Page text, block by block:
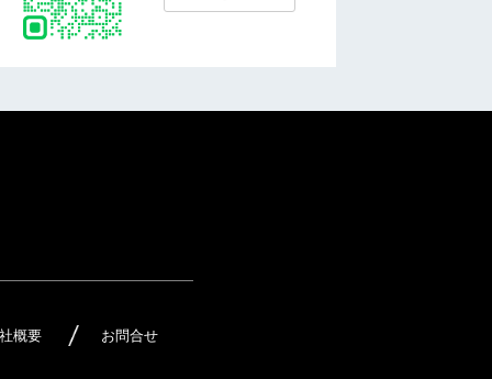
概要 お問合せ